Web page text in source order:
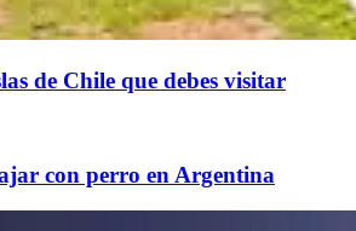
de Chile que debes visitar
con perro en Argentina